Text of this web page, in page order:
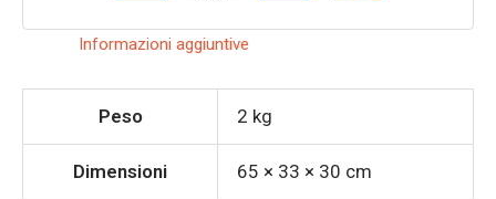
Informazioni aggiuntive
Peso 2 kg
Dimensioni 65 × 33 × 30 cm